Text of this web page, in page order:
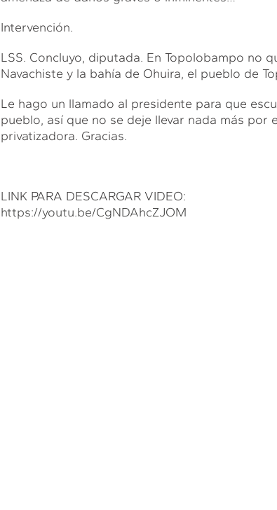
Intervención.
LSS. Concluyo, diputada. En Topolobampo no
Navachiste y la bahía de Ohuira, el pueblo de
Le hago un llamado al presidente para que
pueblo, así que no se deje llevar nada más por
privatizadora. Gracias.
LINK PARA DESCARGAR VIDEO:
https://youtu.be/CgNDAhcZJOM